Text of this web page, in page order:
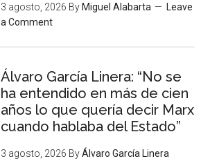
3 agosto, 2026 By Miguel Alabarta
Leave
a Comment
Álvaro García Linera: “No se
ha entendido en más de cien
años lo que quería decir Marx
cuando hablaba del Estado”
3 agosto, 2026 ByÁlvaro García Linera